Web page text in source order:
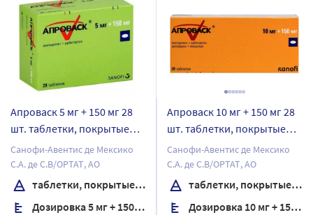
Апроваск 5 мг + 150 мг 28
шт. таблетки, покрытые
пленочной оболочкой
Санофи-Авентис де Мексико
С.А. де С.В/ОРТАТ, АО
таблетки, покрытые пленочной оболочкой
Дозировка 5 мг + 150 мг
Апроваск 10 мг + 150 мг 28
шт. таблетки, покрытые
пленочной оболочкой
Санофи-Авентис де Мексико
С.А. де С.В/ОРТАТ, АО
таблетки, покрытые пленочной оболочкой
Дозировка 10 мг + 150 мг